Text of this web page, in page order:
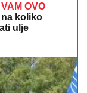
OVO
na koliko
ulje